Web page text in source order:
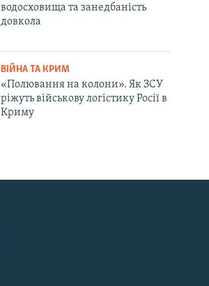
водосховища та занедбаність
довкола
ВІЙНА ТА КРИМ
«Полювання на колони». Як ЗСУ
ріжуть військову логістику Росії в
Криму